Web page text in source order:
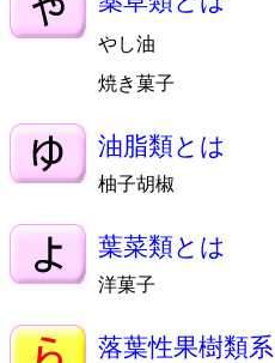
やし油
焼き菓子
油脂類とは
柚子胡椒
葉菜類とは
洋菓子
落葉性果樹類系